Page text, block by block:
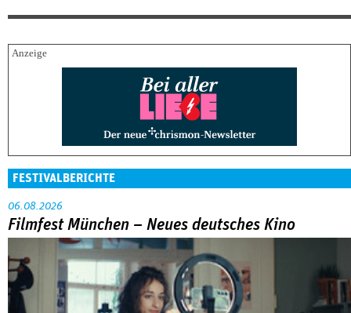
FESTIVALBERICHTE
06.08.2026
Filmfest München – Neues deutsches Kino